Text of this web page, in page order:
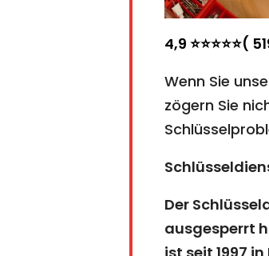
4,9
Wenn Sie
zögern Sie
Der
ausgesperrt